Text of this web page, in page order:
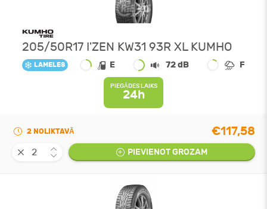
205/50R17 I'ZEN KW31 93R XL KUMHO
LAMELES E 72 dB F
PIEGĀDES LAIKS
24h
2 NOLIKTAVĀ €117,58
PIEVIENOT GROZAM